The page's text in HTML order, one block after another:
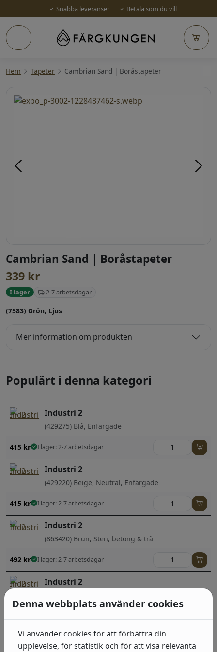
Snabba leveranser Betala som du vill
Hem Tapeter Cambrian Sand | Boråstapeter
Föregående
Cambrian Sand | Boråstapeter
339 kr
I lager 2-7 arbetsdagar
(7583) Grön, Ljus
Mer information om produkten
Populärt i denna kategori
Industri 2
(429275) Blå, Enfärgade
415 kr I lager: 2-7 arbetsdagar
Industri 2
(429220) Beige, Neutral, Enfärgade
415 kr I lager: 2-7 arbetsdagar
Industri 2
(863420) Brun, Sten, betong & trä
492 kr I lager: 2-7 arbetsdagar
Industri 2
Industri 2
Denna webbplats använder cookies
Vi använder cookies för att förbättra din
upplevelse, för statistik och för att visa relevanta